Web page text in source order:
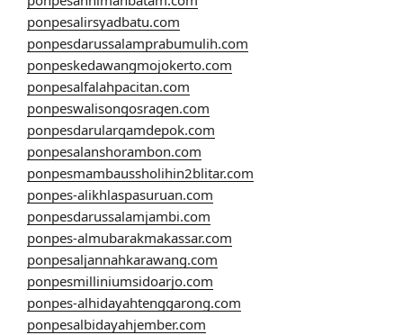
ponpesalirsyadbatu.com
ponpesdarussalamprabumulih.com
ponpeskedawangmojokerto.com
ponpesalfalahpacitan.com
ponpeswalisongosragen.com
ponpesdarularqamdepok.com
ponpesalanshorambon.com
ponpesmambaussholihin2blitar.com
ponpes-alikhlaspasuruan.com
ponpesdarussalamjambi.com
ponpes-almubarakmakassar.com
ponpesaljannahkarawang.com
ponpesmilliniumsidoarjo.com
ponpes-alhidayahtenggarong.com
ponpesalbidayahjember.com